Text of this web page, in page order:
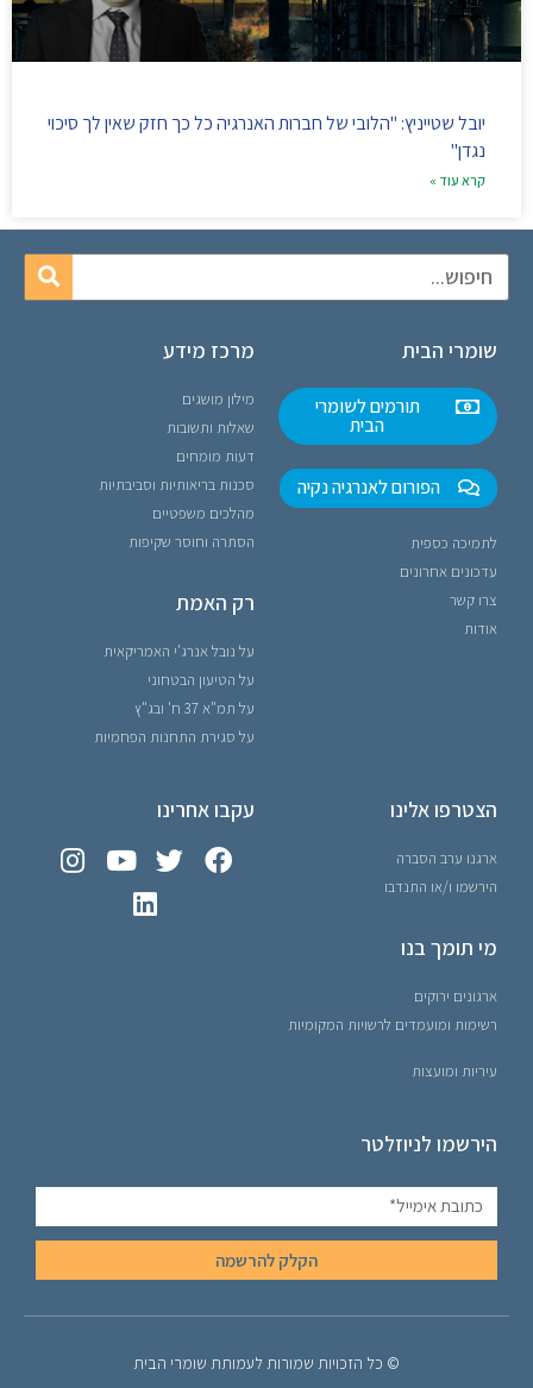
יובל שטייניץ: "הלובי של חברות האנרגיה כל כך חזק שאין לך סיכוי
נגדן"
קרא עוד »
שומרי הבית
תורמים לשומרי
הבית
הפורום לאנרגיה נקיה
לתמיכה כספית
עדכונים אחרונים
צרו קשר
אודות
מרכז מידע
מילון מושגים
שאלות ותשובות
דעות מומחים
סכנות בריאותיות וסביבתיות
מהלכים משפטיים
הסתרה וחוסר שקיפות
רק האמת
על נובל אנרג'י האמריקאית
על הטיעון הבטחוני
על תמ"א 37 ח' ובג"ץ
על סגירת התחנות הפחמיות
הצטרפו אלינו
ארגנו ערב הסברה
הירשמו ו/או התנדבו
מי תומך בנו
ארגונים ירוקים
רשימות ומועמדים לרשויות המקומיות
עיריות ומועצות
עקבו אחרינו
הירשמו לניוזלטר
הקלק להרשמה
© כל הזכויות שמורות לעמותת שומרי הבית